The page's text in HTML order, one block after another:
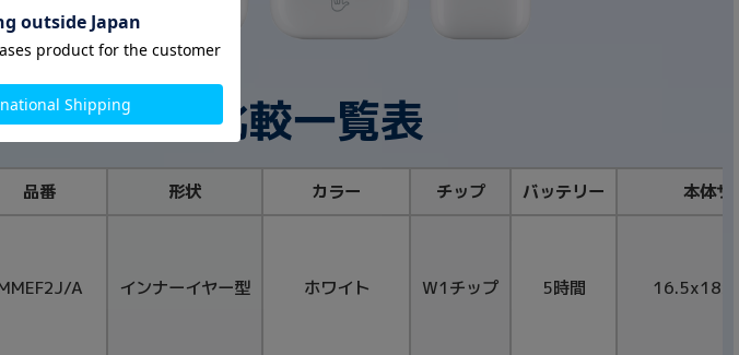
AirPods比較一覧表
品番 形状 カラー チップ バッテリー 本体サ
A インナーイヤー型 ホワイト W1チップ 5時間